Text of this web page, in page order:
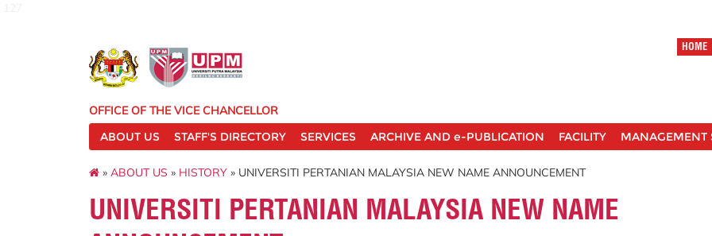
HOME
OFFICE OF THE VICE CHANCELLOR
ABOUT US
STAFF'S DIRECTORY SERVICES ARCHIVE AND e-PUBLICATION FACILITY MANAGEMENT
» ABOUT US » HISTORY » UNIVERSITI PERTANIAN MALAYSIA NEW NAME ANNOUNCEMENT
UNIVERSITI PERTANIAN MALAYSIA NEW NAME